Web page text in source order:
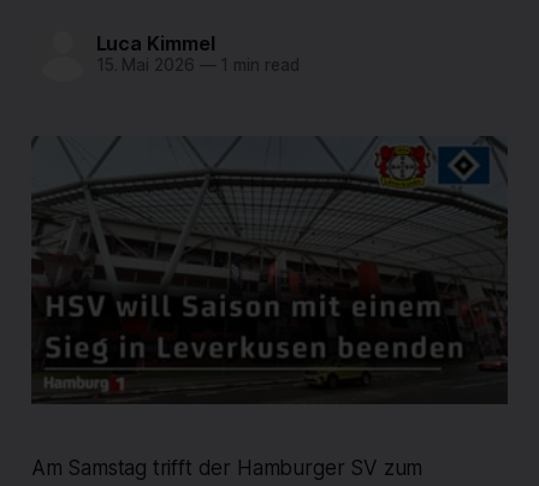
Luca Kimmel
15. Mai 2026 —1 min read
Am Samstag trifft der Hamburger SV zum